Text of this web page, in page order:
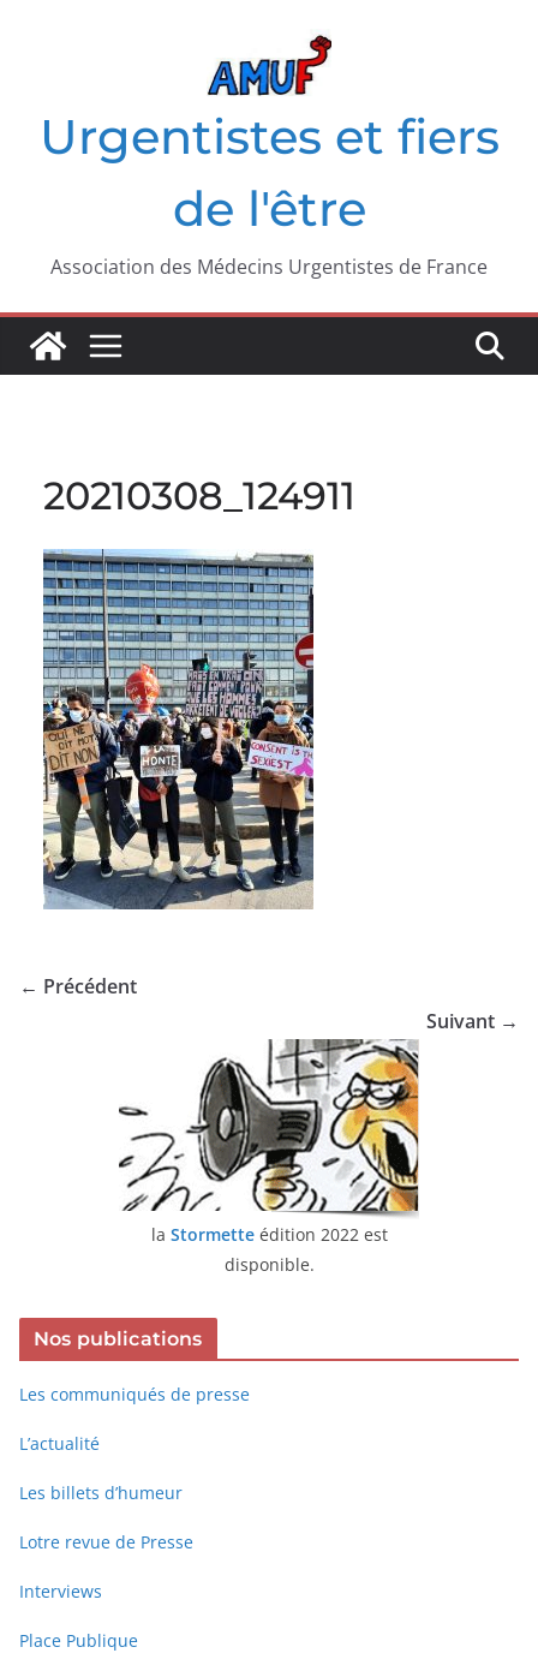
Urgentistes et fiers
de l'être
Association des Médecins Urgentistes de France
20210308_124911
← Précédent
Suivant →
la Stormetteédition 2022 est
disponible.
Nos publications
Les communiqués de presse
L’actualité
Les billets d’humeur
Lotre revue de Presse
Interviews
Place Publique